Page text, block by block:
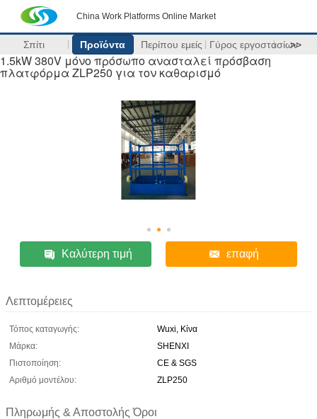
China Work Platforms Online Market
Σπίτι Προϊόντα Περίπου εμείς Γύρος εργοστασίων
>>
1.5kW 380V μόνο πρόσωπο ανασταλεί πρόσβαση
πλατφόρμα ZLP250 για τον καθαρισμό
Καλύτερη τιμή επαφή
Λεπτομέρειες
Τόπος καταγωγής:
Wuxi, Κίνα
Μάρκα:
SHENXI
Πιστοποίηση:
CE & SGS
Αριθμό μοντέλου:
ZLP250
Πληρωμής & Αποστολής Όροι